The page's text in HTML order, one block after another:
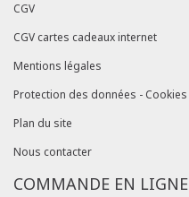
CGV
CGV cartes cadeaux internet
Mentions légales
Protection des données - Cookies
Plan du site
Nous contacter
COMMANDE EN LIGNE